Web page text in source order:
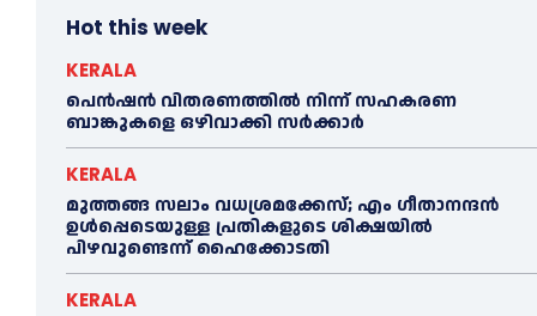
Hot this week
KERALA
പെൻഷൻ വിതരണത്തില്‍ നിന്ന് സഹകരണ
ബാങ്കുകളെ ഒഴിവാക്കി സര്‍ക്കാര്‍
KERALA
മുത്തങ്ങ സലാം വധശ്രമക്കേസ്; എം ഗീതാനന്ദൻ
ഉള്‍പ്പെടെയുള്ള പ്രതികളുടെ ശിക്ഷയില്‍
പിഴവുണ്ടെന്ന് ഹൈക്കോടതി
KERALA